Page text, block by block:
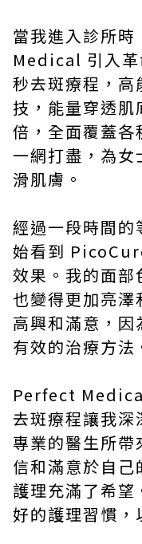
當我進入診所
Medical 引入
秒去斑療程，高
技，能量穿透
倍，全面覆蓋各
一網打盡，為女
滑肌膚。
經過一段時間的
始看到
效果。我的面部
也變得更加亮
高興和滿意，
有效的治療方法
Perfect
去斑療程讓我深
專業的醫生所帶
信和滿意於自
護理充滿了希望
好的護理習慣，